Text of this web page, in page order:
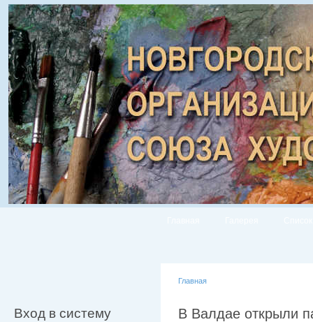
Вход в систему
Главная
В Валдае открыли